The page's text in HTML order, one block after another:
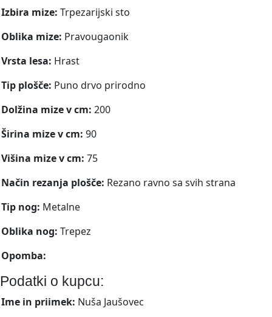
Izbira mize: Trpezarijski sto
Oblika mize: Pravougaonik
Vrsta lesa: Hrast
Tip plošče: Puno drvo prirodno
Dolžina mize v cm: 200
Širina mize v cm: 90
Višina mize v cm: 75
Način rezanja plošče: Rezano ravno sa svih strana
Tip nog: Metalne
Oblika nog: Trepez
Opomba:
Podatki o kupcu:
Ime in priimek: Nuša Jaušovec